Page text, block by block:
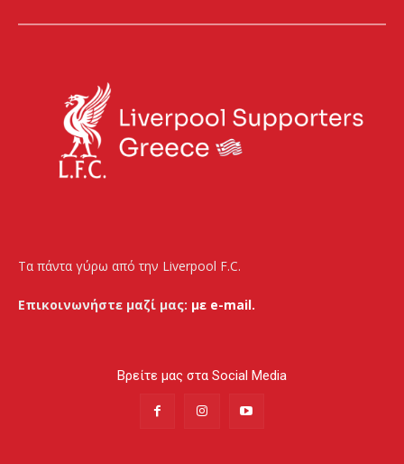
Τα πάντα γύρω από την Liverpool F.C.
Επικοινωνήστε μαζί μας: με e-mail.
Βρείτε μας στα Social Media